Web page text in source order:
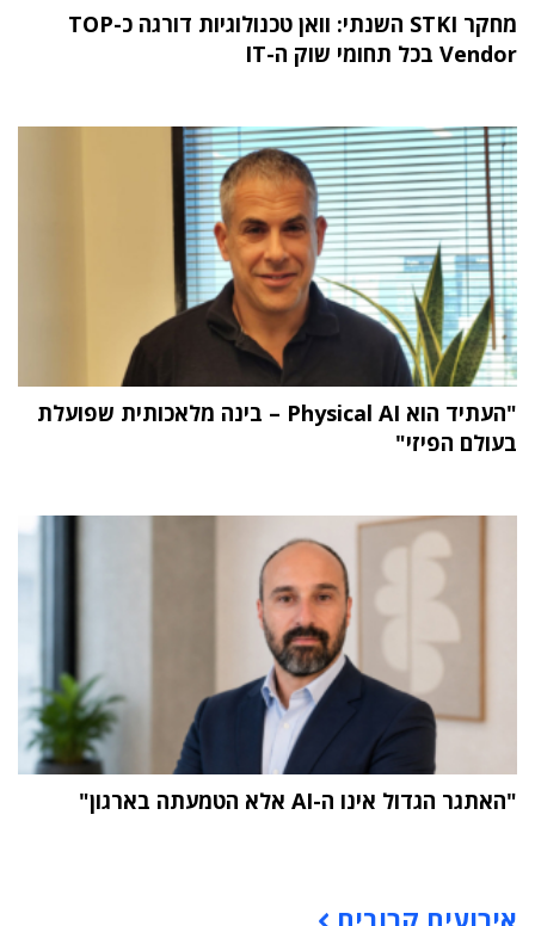
מחקר STKI השנתי: וואן טכנולוגיות דורגה כ-TOP
Vendor בכל תחומי שוק ה-IT
"העתיד הוא Physical AI – בינה מלאכותית שפועלת
בעולם הפיזי"
"האתגר הגדול אינו ה-AI אלא הטמעתה בארגון"
אירועים קרובים